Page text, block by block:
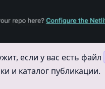
если у вас есть файл
и каталог публикации.